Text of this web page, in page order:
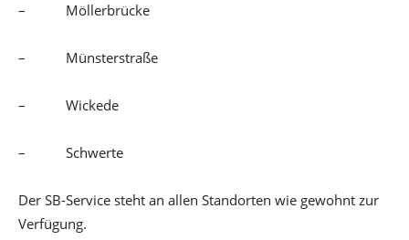
– Möllerbrücke
– Münsterstraße
– Wickede
– Schwerte
Der SB-Service steht an allen Standorten wie gewohnt zur
Verfügung.